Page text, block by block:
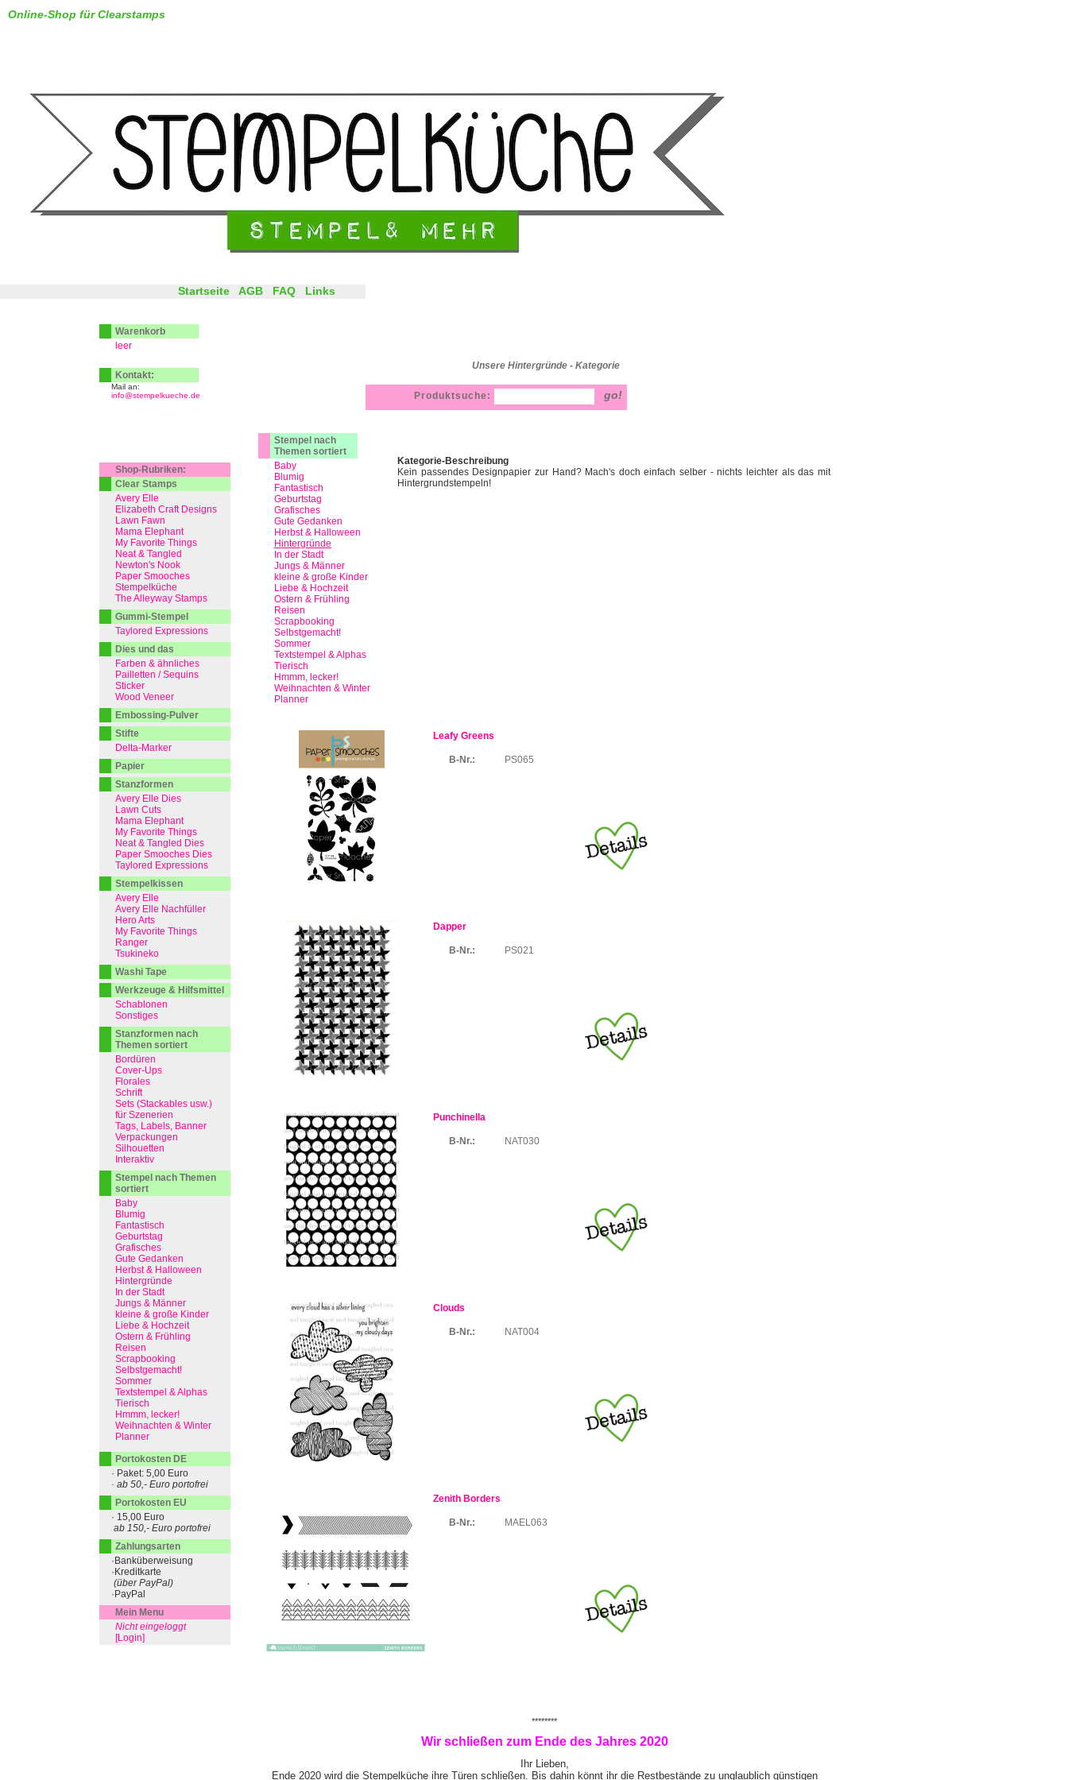
Unsere Hintergründe - Kategorie
Online-Shop für Clearstamps
Stempel nach
Themen sortiert
Baby
Blumig
Fantastisch
Geburtstag
Grafisches
Gute Gedanken
Herbst & Halloween
Hintergründe
In der Stadt
Jungs & Männer
kleine & große Kinder
Liebe & Hochzeit
Ostern & Frühling
Reisen
Scrapbooking
Selbstgemacht!
Sommer
Textstempel & Alphas
Tierisch
Hmmm, lecker!
Weihnachten & Winter
Planner
Kategorie-Beschreibung
Kein passendes Designpapier zur Hand? Mach's doch einfach selber - nichts leichter als das mit
Hintergrundstempeln!
Leafy Greens
B-Nr.: PS065
Dapper
B-Nr.: PS021
Punchinella
B-Nr.: NAT030
Clouds
B-Nr.: NAT004
Zenith Borders
B-Nr.: MAEL063
********
Wir schließen zum Ende des Jahres 2020
Ihr Lieben,
Ende 2020 wird die Stempelküche ihre Türen schließen. Bis dahin könnt ihr die Restbestände zu unglaublich günstigen
Startseite AGB FAQ Links
Produktsuche:
Warenkorb
leer
Kontakt:
Mail an:
info@stempelkueche.de
Shop-Rubriken:
Clear Stamps
Avery Elle
Elizabeth Craft Designs
Lawn Fawn
Mama Elephant
My Favorite Things
Neat & Tangled
Newton's Nook
Paper Smooches
Stempelküche
The Alleyway Stamps
Gummi-Stempel
Taylored Expressions
Dies und das
Farben & ähnliches
Pailletten / Sequins
Sticker
Wood Veneer
Embossing-Pulver
Stifte
Delta-Marker
Papier
Stanzformen
Avery Elle Dies
Lawn Cuts
Mama Elephant
My Favorite Things
Neat & Tangled Dies
Paper Smooches Dies
Taylored Expressions
Stempelkissen
Avery Elle
Avery Elle Nachfüller
Hero Arts
My Favorite Things
Ranger
Tsukineko
Washi Tape
Werkzeuge & Hilfsmittel
Schablonen
Sonstiges
Stanzformen nach
Themen sortiert
Bordüren
Cover-Ups
Florales
Schrift
Sets (Stackables usw.)
für Szenerien
Tags, Labels, Banner
Verpackungen
Silhouetten
Interaktiv
Stempel nach Themen
sortiert
Baby
Blumig
Fantastisch
Geburtstag
Grafisches
Gute Gedanken
Herbst & Halloween
Hintergründe
In der Stadt
Jungs & Männer
kleine & große Kinder
Liebe & Hochzeit
Ostern & Frühling
Reisen
Scrapbooking
Selbstgemacht!
Sommer
Textstempel & Alphas
Tierisch
Hmmm, lecker!
Weihnachten & Winter
Planner
Portokosten DE
· Paket: 5,00 Euro
· ab 50,- Euro portofrei
Portokosten EU
· 15,00 Euro
ab 150,- Euro portofrei
Zahlungsarten
·Banküberweisung
·Kreditkarte
(über PayPal)
·PayPal
Mein Menu
Nicht eingeloggt
[Login]